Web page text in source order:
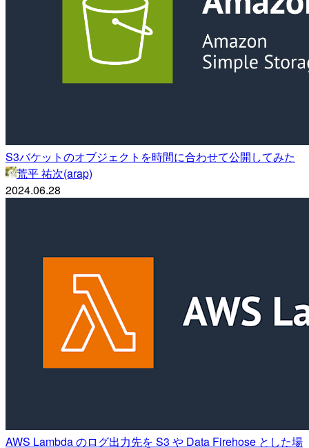
S3バケットのオブジェクトを時間に合わせて公開してみた
荒平 祐次(arap)
2024.06.28
AWS Lambda のログ出力先を S3 や Data Firehose とした場